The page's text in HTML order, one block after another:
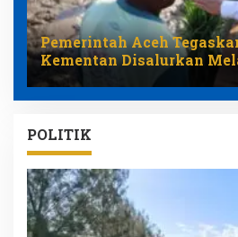
Pemerintah Aceh
Kementan Disalurkan
Pemulihan Pertanian
POLITIK